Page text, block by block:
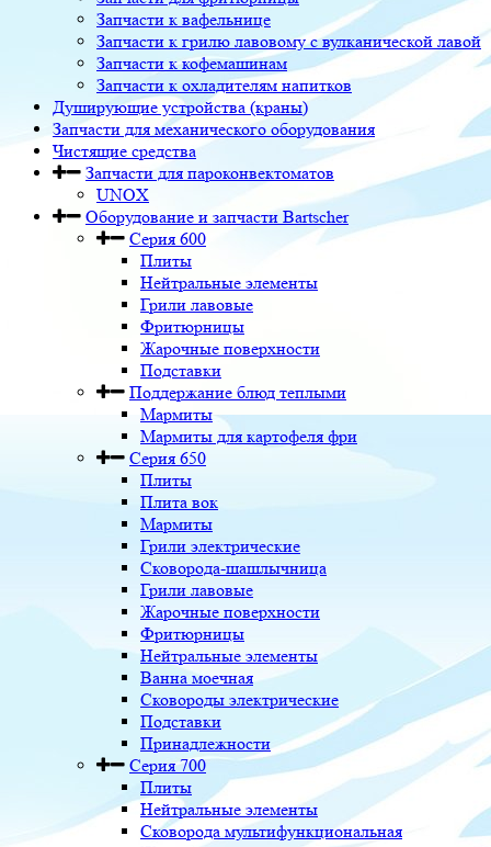
Запчасти к вафельнице
Запчасти к грилю лавовому с вулканической лавой
Запчасти к кофемашинам
Запчасти к охладителям напитков
Душирующие устройства (краны)
Запчасти для механического оборудования
Чистящие средства
Запчасти для пароконвектоматов
UNOX
Оборудование и запчасти Bartscher
Серия 600
Плиты
Нейтральные элементы
Грили лавовые
Фритюрницы
Жарочные поверхности
Подставки
Поддержание блюд теплыми
Мармиты
Мармиты для картофеля фри
Серия 650
Плиты
Плита вок
Мармиты
Грили электрические
Сковорода-шашлычница
Грили лавовые
Жарочные поверхности
Фритюрницы
Нейтральные элементы
Ванна моечная
Сковороды электрические
Подставки
Принадлежности
Серия 700
Плиты
Нейтральные элементы
Сковорода мультифункциональная